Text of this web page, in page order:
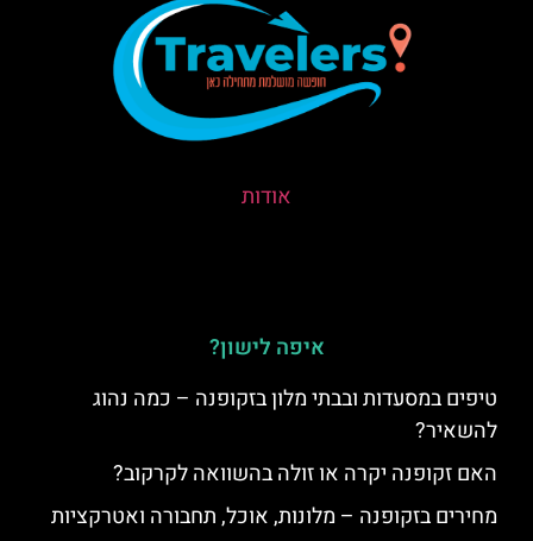
אודות
איפה לישון?
טיפים במסעדות ובבתי מלון בזקופנה – כמה נהוג
להשאיר?
האם זקופנה יקרה או זולה בהשוואה לקרקוב?
מחירים בזקופנה – מלונות, אוכל, תחבורה ואטרקציות